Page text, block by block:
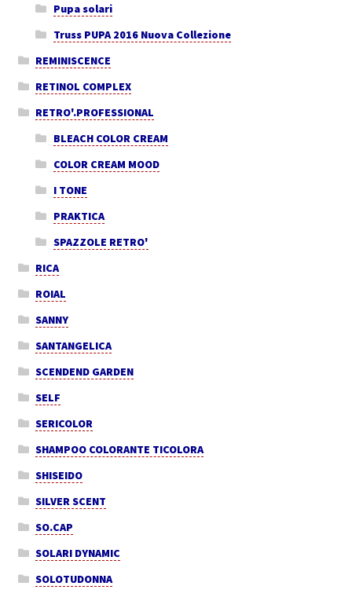
Pupa solari
Truss PUPA 2016 Nuova Collezione
REMINISCENCE
RETINOL COMPLEX
RETRO'.PROFESSIONAL
BLEACH COLOR CREAM
COLOR CREAM MOOD
I TONE
PRAKTICA
SPAZZOLE RETRO'
RICA
ROIAL
SANNY
SANTANGELICA
SCENDEND GARDEN
SELF
SERICOLOR
SHAMPOO COLORANTE TICOLORA
SHISEIDO
SILVER SCENT
SO.CAP
SOLARI DYNAMIC
SOLOTUDONNA